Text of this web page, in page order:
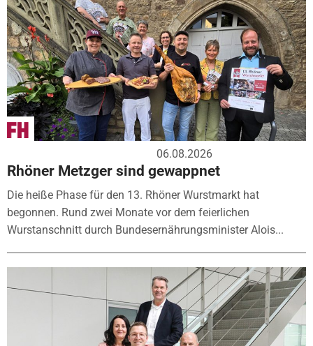
06.08.2026
Rhöner Metzger sind gewappnet
Die heiße Phase für den 13. Rhöner Wurstmarkt hat
begonnen. Rund zwei Monate vor dem feierlichen
Wurstanschnitt durch Bundesernährungsminister Alois...